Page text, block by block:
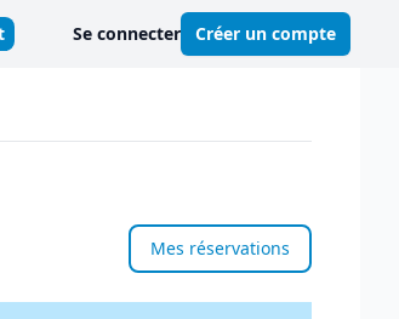
Se connecter Créer un compte
Mes réservations